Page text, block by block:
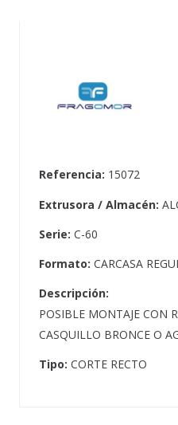
Referencia: 15072
Extrusora / Almacén:
Serie: C-60
Formato: CARCASA
Descripción:
POSIBLE MONTAJE CON
CASQUILLO BRONCE O
Tipo: CORTE RECTO